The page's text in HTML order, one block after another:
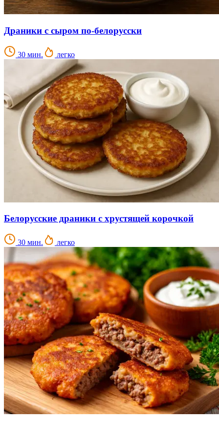
Драники с сыром по-белорусски
30 мин. легко
Белорусские драники с хрустящей корочкой
30 мин. легко